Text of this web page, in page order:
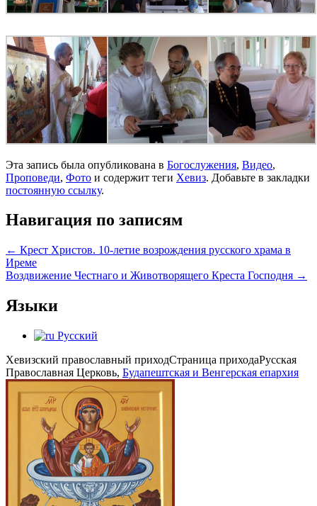
Эта запись была опубликована в Богослужения, Видео,
Проповеди, Фото и содержит теги Хевиз. Добавьте в закладки
постоянную ссылку.
Навигация по записям
← Крест Христов. 10-летие возрождения русского храма в
Иреме
Воздвижение Честнаго и Животворящего Креста Господня →
Языки
Русский
Хевизский православный приходСтраница приходаРусская
Православная Церковь, Будапештская и Венгерская епархия